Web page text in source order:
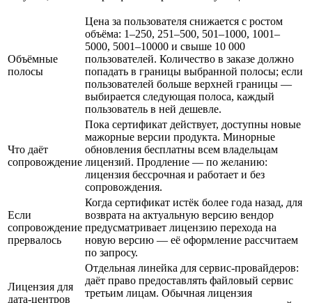
Объёмные
полосы
Цена за пользователя снижается с ростом
объёма: 1–250, 251–500, 501–1000, 1001–
5000, 5001–10000 и свыше 10 000
пользователей. Количество в заказе должно
попадать в границы выбранной полосы; если
пользователей больше верхней границы —
выбирается следующая полоса, каждый
пользователь в ней дешевле.
Что даёт
сопровождение
Пока сертификат действует, доступны новые
мажорные версии продукта. Минорные
обновления бесплатны всем владельцам
лицензий. Продление — по желанию:
лицензия бессрочная и работает и без
сопровождения.
Если
сопровождение
прервалось
Когда сертификат истёк более года назад, для
возврата на актуальную версию вендор
предусматривает лицензию перехода на
новую версию — её оформление рассчитаем
по запросу.
Лицензия для
дата-центров
Отдельная линейка для сервис-провайдеров:
даёт право предоставлять файловый сервис
третьим лицам. Обычная лицензия